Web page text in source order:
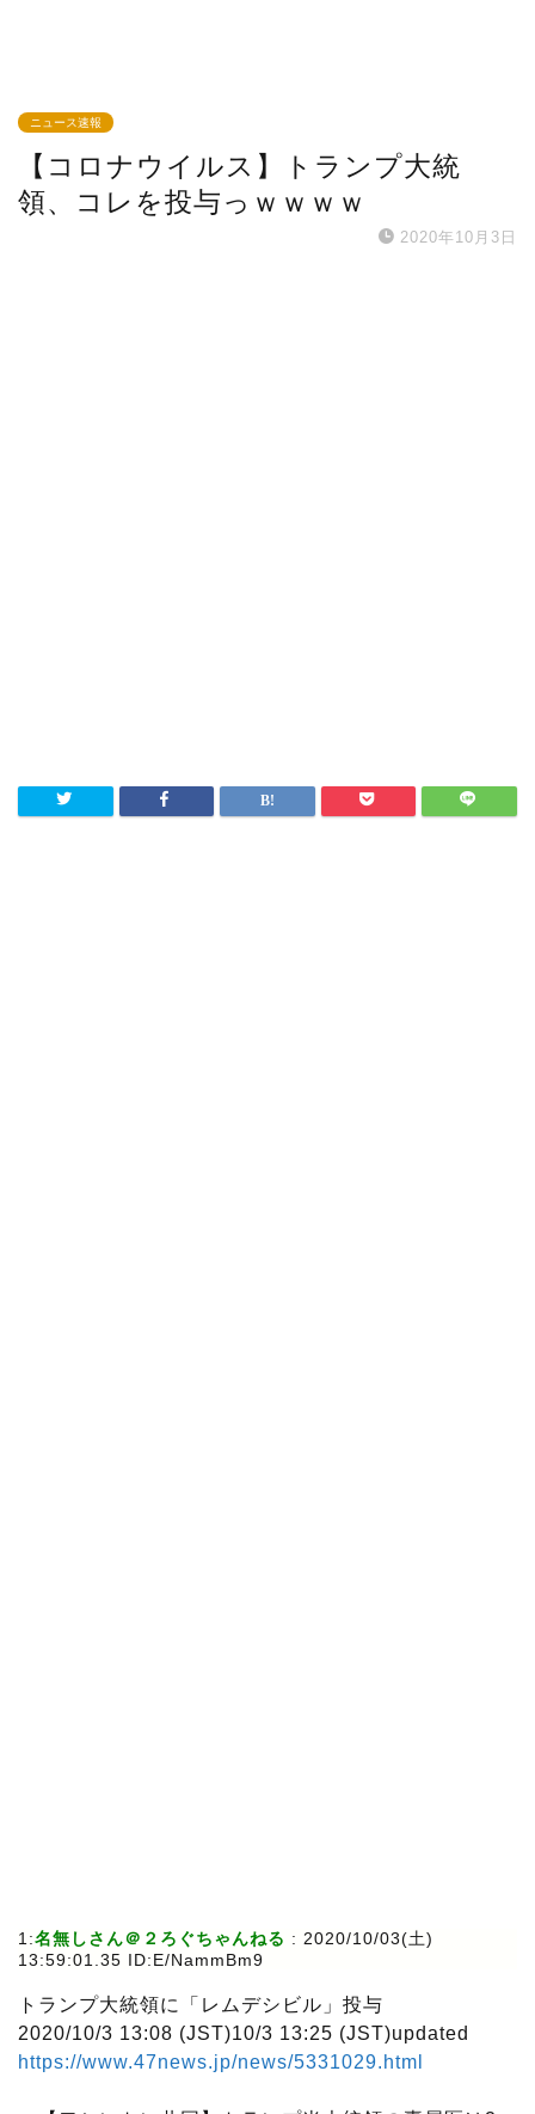
ニュース速報
【コロナウイルス】トランプ大統
領、コレを投与っｗｗｗｗ
2020年10月3日
1:名無しさん＠２ろぐちゃんねる : 2020/10/03(土)
13:59:01.35 ID:E/NammBm9
トランプ大統領に「レムデシビル」投与
2020/10/3 13:08 (JST)10/3 13:25 (JST)updated
https://www.47news.jp/news/5331029.html